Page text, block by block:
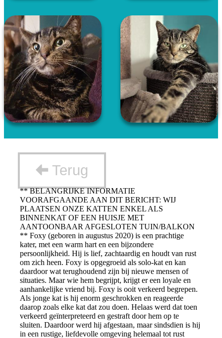
Terug
** BELANGRIJKE INFORMATIE
VOORAFGAANDE AAN DIT BERICHT: WIJ
PLAATSEN ONZE KATTEN ENKEL ALS
BINNENKAT OF EEN HUISJE MET
AANTOONBAAR AFGESLOTEN TUIN/BALKON
** Foxy (geboren in augustus 2020) is een prachtige
kater, met een warm hart en een bijzondere
persoonlijkheid. Hij is lief, zachtaardig en houdt van rust
om zich heen. Foxy is opgegroeid als solo-kat en kan
daardoor wat terughoudend zijn bij nieuwe mensen of
situaties. Maar wie hem begrijpt, krijgt er een loyale en
aanhankelijke vriend bij. Foxy is ooit verkeerd begrepen.
Als jonge kat is hij enorm geschrokken en reageerde
daarop zoals elke kat dat zou doen. Helaas werd dat toen
verkeerd geïnterpreteerd en gestraft door hem op te
sluiten. Daardoor werd hij afgestaan, maar sindsdien is hij
in een rustige, liefdevolle omgeving helemaal tot rust